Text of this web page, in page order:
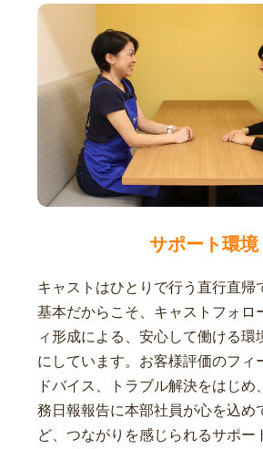
サポート環境
キャストはひとりで行う直行直帰
基本だからこそ、キャストフォロ
ィ形成による、安心して働ける環
にしています。お客様評価のフィ
ドバイス、トラブル解決をはじめ
務日報報告に本部社員が心を込め
ど、つながりを感じられるサポー